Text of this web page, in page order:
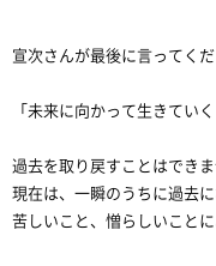
宣次さんが最後に言ってく
「未来に向かって生きていく
過去を取り戻すことはできま
現在は、一瞬のうちに過去に
苦しいこと、憎らしいこと